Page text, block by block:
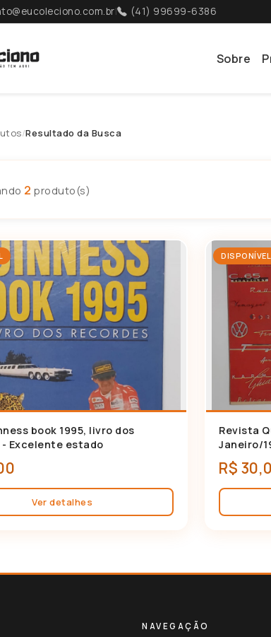
| (41) 99699-6386
Sobre
/Resultado da Busca
2 produto(s)
🛍 Adicionar ao carrinho
book 1995, livro dos
Excelente estado
Ver detalhes
DISPONÍVEL
Revista
Janeiro/
R$
NAVEGAÇÃO